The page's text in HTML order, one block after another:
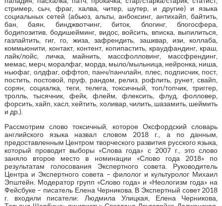
стример, сыч, фраг, халва, читер, шутер, и другие) и языка
социальных сетей (абьюз, альты, анбоксинг, антихайп, байтить,
бан, баян, бинджвотчинг, биток, блогинг, блогосфера,
бодипозитив, бодишейминг, видос, войсить, вписка, выпилиться,
газлайтить, гиг, го, жиза, зафрендить, зашквар, изи, коллаба,
коммьюнити, контакт, контент, копипастить, краудфандинг, краш,
лайк/лойс, личка, майнить, массфолловинг, массфрендинг,
мемас, мерч, моралфаг, морда, мыло/мыльница, нейронка, ниша,
ньюфаг, олдфаг, оффтоп, панч/панчлайн, плес, подписчик, пост,
постить, постовой, пруф, рандом, релиз, рофлить, рунет, свайп,
сорян, социалка, теги, телега, токсичный, топ/топчик, триггер,
тролль, тысячник, фейк, флейм, флексить, флуд, фолловер,
форсить, хайп, хасл, хейтить, холивар, чилить, шазамить, шеймить
и др.).
Рассмотрим слово токсичный, которое Оксфордский словарь
английского языка назвал словом 2018 г., а по данным,
предоставленным Центром творческого развития русского языка,
который проводит выборы «Слова года» с 2007 г., это слово
заняло второе место в номинации «Слово года 2018» по
результатам голосования Экспертного совета. Руководитель
Центра и Экспертного совета – филолог и культуролог Михаил
Эпштейн. Модератор групп «Слово года» и «Неологизм года» на
Фейсбуке – писатель Елена Черникова. В Экспертный совет 2018
г. входили писатели: Людмила Улицкая, Елена Черникова,